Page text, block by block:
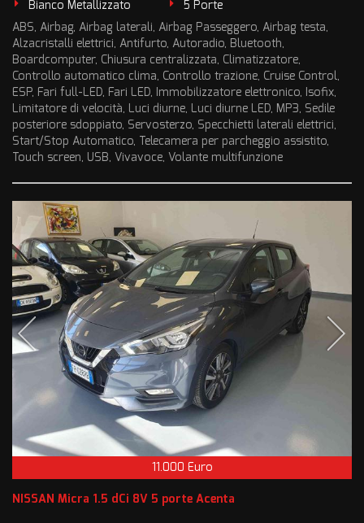
Bianco Metallizzato
5 Porte
ABS, Airbag, Airbag laterali, Airbag Passeggero, Airbag testa,
Alzacristalli elettrici, Antifurto, Autoradio, Bluetooth,
Boardcomputer, Chiusura centralizzata, Climatizzatore,
Controllo automatico clima, Controllo trazione, Cruise Control,
ESP, Fari full-LED, Fari LED, Immobilizzatore elettronico, Isofix,
Limitatore di velocità, Luci diurne, Luci diurne LED, MP3, Sedile
posteriore sdoppiato, Servosterzo, Specchietti laterali elettrici,
Start/Stop Automatico, Telecamera per parcheggio assistito,
Touch screen, USB, Vivavoce, Volante multifunzione
11.000 Euro
NISSAN Micra 1.5 dCi 8V 5 porte Acenta